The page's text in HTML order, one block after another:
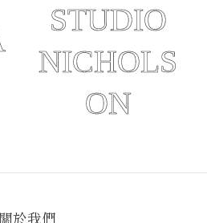
STUDIO
NICHOLS
ON
關於我們